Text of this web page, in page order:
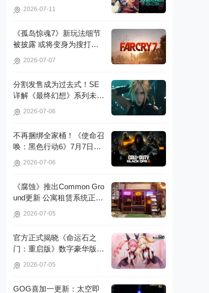
2026-07-11
《孤岛惊魂7》新玩法细节
被披露 或将变身为搜打撤
2026-07-07
分割发售成为过去式！SE
详解《最终幻想》系列未来
2026-07-06
不再捆绑全家桶！《使命召
唤：黑色行动6》7月7日起
2026-07-06
《腐蚀》推出Common Gro
und更新 公寓租赁系统正式
2026-07-05
官方正式揭晓《命运石之
门：重启版》数字豪华版的
2026-07-05
GOG喜加一更新：太空即